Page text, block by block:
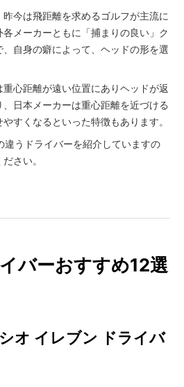
今は飛距離を求めるゴルフが主流に
メーカーともに「捕まりの良い」ク
自身の癖によって、ヘッドの形を選
心距離が遠い位置にありヘッドが返
日本メーカーは重心距離を近づける
すくなるといった特徴もあります。
違うドライバーを紹介していますの
さい。
バーおすすめ12選
オ イレブン ドライバ